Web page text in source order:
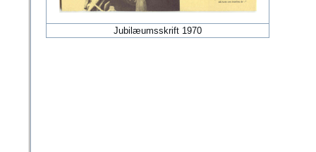
Jubilæumsskrift 1970